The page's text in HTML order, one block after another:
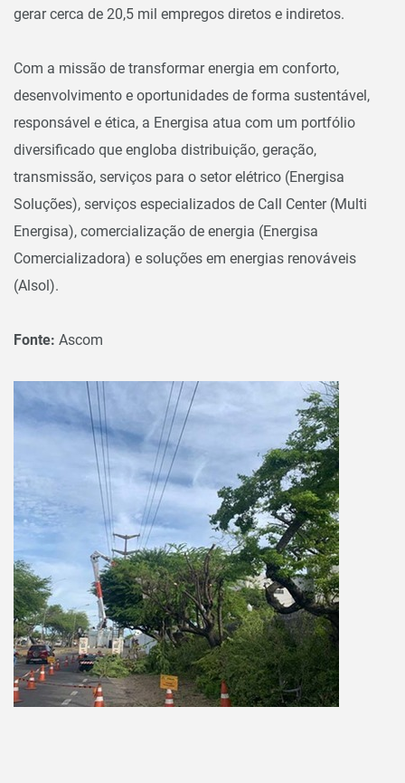
gerar cerca de 20,5 mil empregos diretos e indiretos.
Com a missão de transformar energia em conforto,
desenvolvimento e oportunidades de forma sustentável,
responsável e ética, a Energisa atua com um portfólio
diversificado que engloba distribuição, geração,
transmissão, serviços para o setor elétrico (Energisa
Soluções), serviços especializados de Call Center (Multi
Energisa), comercialização de energia (Energisa
Comercializadora) e soluções em energias renováveis
(Alsol).
Fonte: Ascom